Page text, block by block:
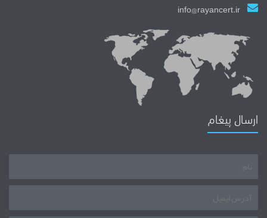
info@rayancert.ir
ارسال پیغام